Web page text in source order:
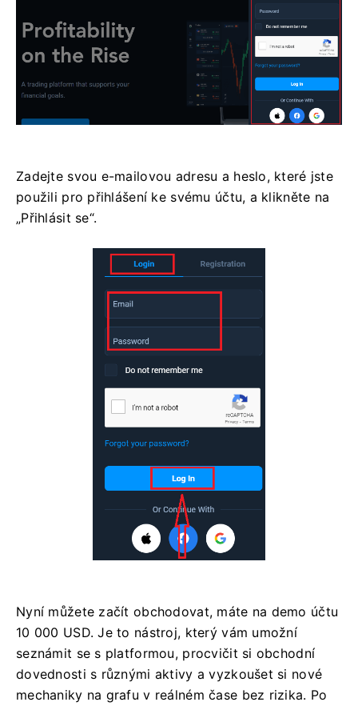
Zadejte svou e-mailovou adresu a heslo, které jste
použili pro přihlášení ke svému účtu, a klikněte na
„Přihlásit se“.
Nyní můžete začít obchodovat, máte na demo účtu
10 000 USD. Je to nástroj, který vám umožní
seznámit se s platformou, procvičit si obchodní
dovednosti s různými aktivy a vyzkoušet si nové
mechaniky na grafu v reálném čase bez rizika. Po